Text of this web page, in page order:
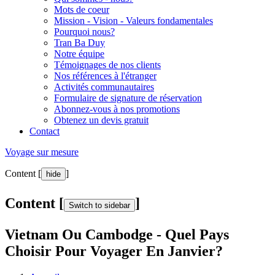
Mots de coeur
Mission - Vision - Valeurs fondamentales
Pourquoi nous?
Tran Ba Duy
Notre équipe
Témoignages de nos clients
Nos références à l'étranger
Activités communautaires
Formulaire de signature de réservation
Abonnez-vous à nos promotions
Obtenez un devis gratuit
Contact
Voyage sur mesure
Content [ hide ]
Content [ Switch to sidebar ]
Vietnam Ou Cambodge - Quel Pays
Choisir Pour Voyager En Janvier?